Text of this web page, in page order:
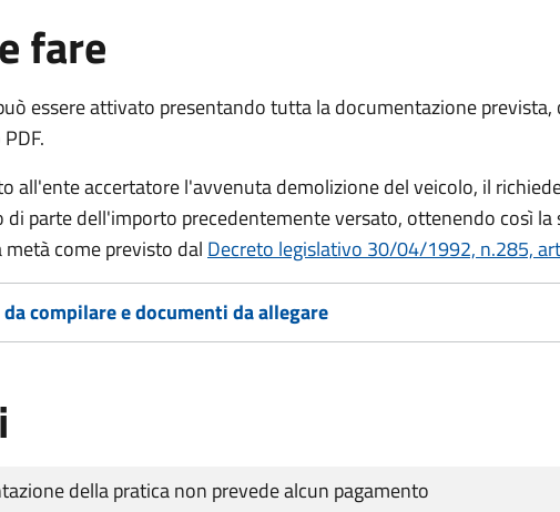
fare
essere attivato presentando tutta la documentazione prevista,
all'ente accertatore l'avvenuta demolizione del veicolo, il
di parte dell'importo precedentemente versato, ottenendo così la
come previsto dal Decreto legislativo 30/04/1992, n.285,
compilare e documenti da allegare
della pratica non prevede alcun pagamento